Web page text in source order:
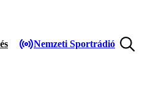
Nemzeti Sportrádió